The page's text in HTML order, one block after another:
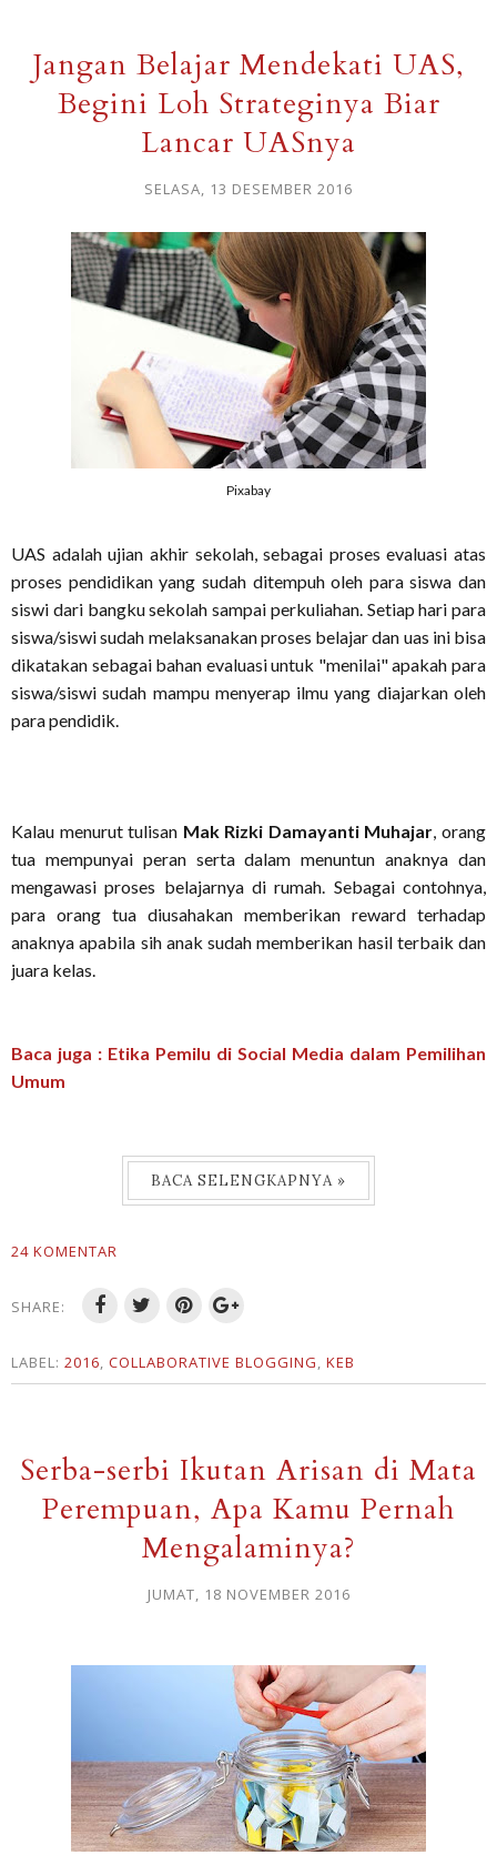
Jangan Belajar Mendekati UAS,
Begini Loh Strateginya Biar
Lancar UASnya
SELASA, 13 DESEMBER 2016
Pixabay
UAS adalah ujian akhir sekolah, sebagai proses evaluasi atas
proses pendidikan yang sudah ditempuh oleh para siswa dan
siswi dari bangku sekolah sampai perkuliahan. Setiap hari para
siswa/siswi sudah melaksanakan proses belajar dan uas ini bisa
dikatakan sebagai bahan evaluasi untuk "menilai" apakah para
siswa/siswi sudah mampu menyerap ilmu yang diajarkan oleh
para pendidik.
Kalau menurut tulisan Mak Rizki Damayanti Muhajar, orang
tua mempunyai peran serta dalam menuntun anaknya dan
mengawasi proses belajarnya di rumah. Sebagai contohnya,
para orang tua diusahakan memberikan reward terhadap
anaknya apabila sih anak sudah memberikan hasil terbaik dan
juara kelas.
Baca juga : Etika Pemilu di Social Media dalam Pemilihan
Umum
BACA SELENGKAPNYA »
24 KOMENTAR
SHARE:
LABEL: 2016, COLLABORATIVE BLOGGING, KEB
Serba-serbi Ikutan Arisan di Mata
Perempuan, Apa Kamu Pernah
Mengalaminya?
JUMAT, 18 NOVEMBER 2016